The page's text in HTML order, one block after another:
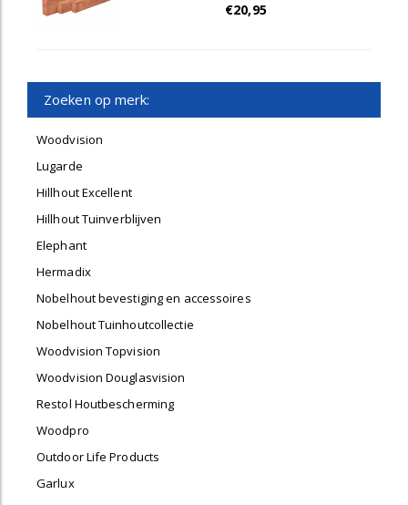
€20,95
Zoeken op merk:
Woodvision
Lugarde
Hillhout Excellent
Hillhout Tuinverblijven
Elephant
Hermadix
Nobelhout bevestiging en accessoires
Nobelhout Tuinhoutcollectie
Woodvision Topvision
Woodvision Douglasvision
Restol Houtbescherming
Woodpro
Outdoor Life Products
Garlux